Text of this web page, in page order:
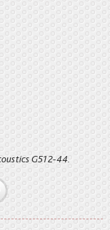
G512-44.